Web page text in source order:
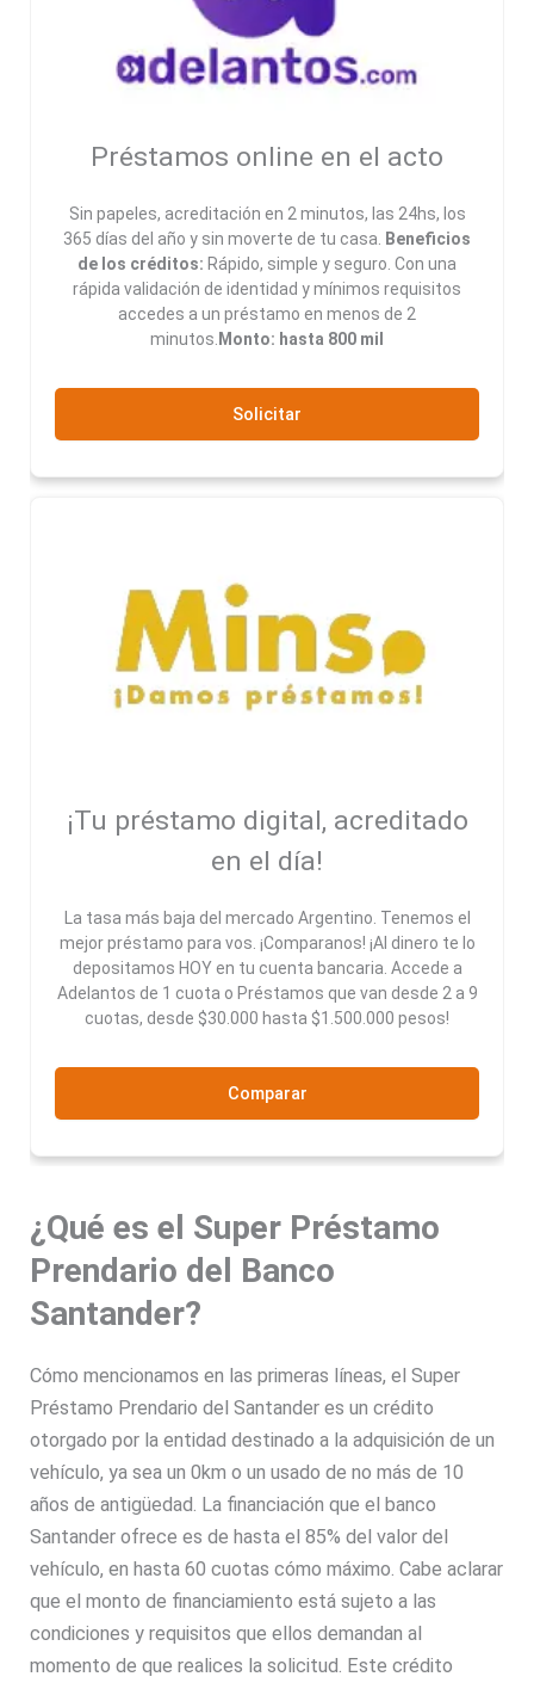
Préstamos online en el acto
Sin papeles, acreditación en 2 minutos, las 24hs, los
365 días del año y sin moverte de tu casa.
Beneficios
de los créditos: Rápido, simple y seguro. Con una
rápida validación de identidad y mínimos requisitos
accedes a un préstamo en menos de 2
minutos. Monto: hasta 800 mil
Solicitar
¡Tu préstamo digital, acreditado
en el día!
La tasa más baja del mercado Argentino. Tenemos el
mejor préstamo para vos. ¡Comparanos! ¡Al dinero te lo
depositamos HOY en tu cuenta bancaria. Accede a
Adelantos de 1 cuota o Préstamos que van desde 2 a 9
cuotas, desde $30.000 hasta $1.500.000 pesos!
Comparar
¿Qué es el Super Préstamo
Prendario del Banco
Santander?
Cómo mencionamos en las primeras líneas, el Super
Préstamo Prendario del Santander es un crédito
otorgado por la entidad destinado a la adquisición de un
vehículo, ya sea un 0km o un usado de no más de 10
años de antigüedad. La financiación que el banco
Santander ofrece es de hasta el 85% del valor del
vehículo, en hasta 60 cuotas cómo máximo. Cabe aclarar
que el monto de financiamiento está sujeto a las
condiciones y requisitos que ellos demandan al
momento de que realices la solicitud. Este crédito